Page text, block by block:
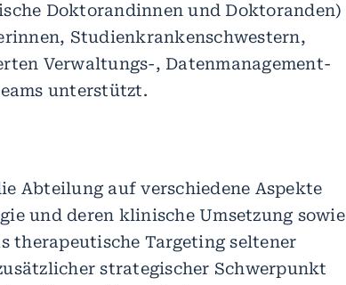
Doktorandinnen und Doktoranden)
Studienkrankenschwestern,
Verwaltungs-, Datenmanagement-
unterstützt.
Abteilung auf verschiedene Aspekte
und deren klinische Umsetzung sowie
therapeutische Targeting seltener
strategischer Schwerpunkt